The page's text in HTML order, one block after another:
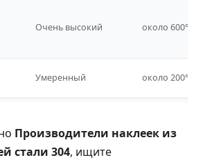
Очень высокий около 600°C
Умеренный около 200°C
Производители наклеек из
стали 304, ищите